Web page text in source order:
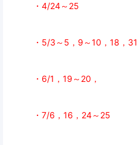
・4/24～25
・5/3～5，9～10，18，31
・6/1，19～20，
・7/6，16，24～25